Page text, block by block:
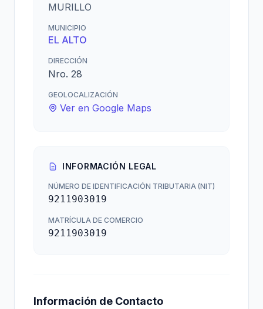
MURILLO
MUNICIPIO
EL ALTO
DIRECCIÓN
Nro. 28
GEOLOCALIZACIÓN
Ver en Google Maps
INFORMACIÓN LEGAL
NÚMERO DE IDENTIFICACIÓN TRIBUTARIA (NIT)
9211903019
MATRÍCULA DE COMERCIO
9211903019
Información de Contacto